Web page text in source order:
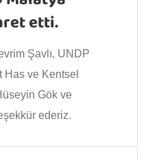
etti.
Şavlı, UNDP
ve Kentsel
Gök ve
ederiz.